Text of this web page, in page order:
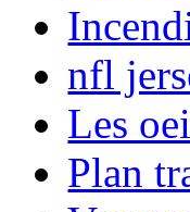
nfl
Les
Plan